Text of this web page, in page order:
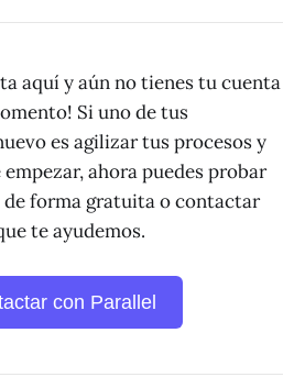
aquí y aún no tienes tu cuenta
Si uno de tus
es agilizar tus procesos y
ahora puedes probar
forma gratuita o contactar
te ayudemos.
con Parallel